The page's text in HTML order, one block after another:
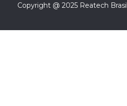
Copyright @ 2025 Reatech